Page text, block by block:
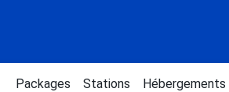
Packages Stations Hébergements